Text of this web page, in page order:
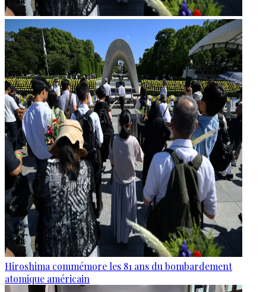
Hiroshima commémore les 81 ans du bombardement
atomique américain